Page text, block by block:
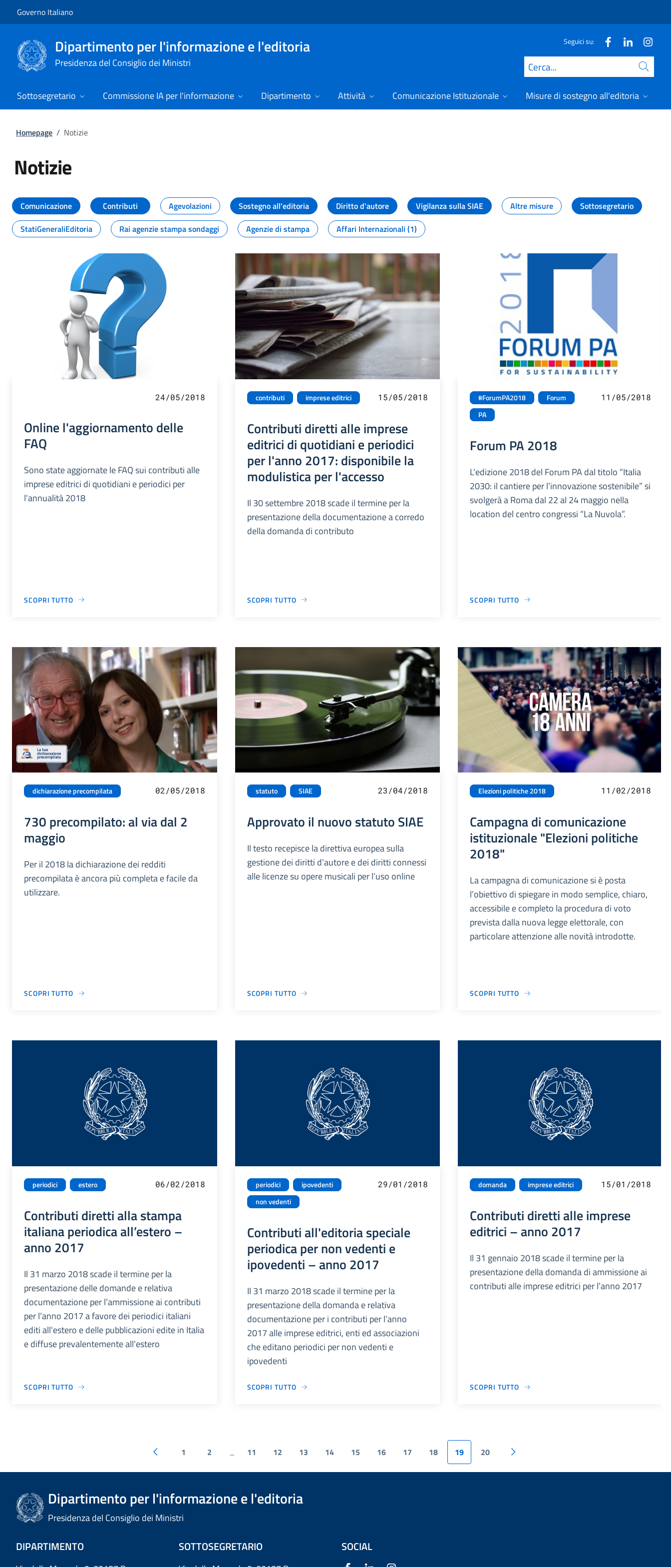
Governo Italiano
Dipartimento per l'informazione e l'editoria
Presidenza del Consiglio dei Ministri
Seguici su:
Cerca
Sottosegretario Commissione IA per l'informazione Dipartimento Attività Comunicazione Istituzionale Misure di sostegno all'editoria
Homepage / Notizie
Notizie
Tutti i contenuti della pagina Notizie
Comunicazione Contributi Agevolazioni Sostegno all'editoria Diritto d'autore Vigilanza sulla SIAE Altre misure
Sottosegretario
StatiGeneraliEditoria
Rai agenzie stampa sondaggi Agenzie di stampa Affari Internazionali (1)
24/05/2018
Online l'aggiornamento delle
FAQ
Sono state aggiornate le FAQ sui contributi alle
imprese editrici di quotidiani e periodici per
l'annualità 2018
SCOPRI TUTTO
contributi imprese editrici 15/05/2018
Contributi diretti alle imprese
editrici di quotidiani e periodici
per l'anno 2017: disponibile la
modulistica per l'accesso
Il 30 settembre 2018 scade il termine per la
presentazione della documentazione a corredo
della domanda di contributo
SCOPRI TUTTO
#ForumPA2018
Forum
PA
11/05/2018
Forum PA 2018
L’edizione 2018 del Forum PA dal titolo “Italia
2030: il cantiere per l’innovazione sostenibile” si
svolgerà a Roma dal 22 al 24 maggio nella
location del centro congressi “La Nuvola”.
SCOPRI TUTTO
dichiarazione precompilata 02/05/2018
730 precompilato: al via dal 2
maggio
Per il 2018 la dichiarazione dei redditi
precompilata è ancora più completa e facile da
utilizzare.
SCOPRI TUTTO
statuto SIAE 23/04/2018
Approvato il nuovo statuto SIAE
Il testo recepisce la direttiva europea sulla
gestione dei diritti d’autore e dei diritti connessi
alle licenze su opere musicali per l’uso online
SCOPRI TUTTO
Elezioni politiche 2018 11/02/2018
Campagna di comunicazione
istituzionale "Elezioni politiche
2018"
La campagna di comunicazione si è posta
l’obiettivo di spiegare in modo semplice, chiaro,
accessibile e completo la procedura di voto
prevista dalla nuova legge elettorale, con
particolare attenzione alle novità introdotte.
SCOPRI TUTTO
periodici estero 06/02/2018
Contributi diretti alla stampa
italiana periodica all’estero –
anno 2017
Il 31 marzo 2018 scade il termine per la
presentazione delle domande e relativa
documentazione per l’ammissione ai contributi
per l’anno 2017 a favore dei periodici italiani
editi all'estero e delle pubblicazioni edite in Italia
e diffuse prevalentemente all'estero
SCOPRI TUTTO
periodici
ipovedenti
non vedenti
29/01/2018
Contributi all'editoria speciale
periodica per non vedenti e
ipovedenti – anno 2017
Il 31 marzo 2018 scade il termine per la
presentazione della domanda e relativa
documentazione per i contributi per l’anno
2017 alle imprese editrici, enti ed associazioni
che editano periodici per non vedenti e
ipovedenti
SCOPRI TUTTO
domanda imprese editrici 15/01/2018
Contributi diretti alle imprese
editrici – anno 2017
Il 31 gennaio 2018 scade il termine per la
presentazione della domanda di ammissione ai
contributi alle imprese editrici per l’anno 2017
SCOPRI TUTTO
1 2 ... 11 12 13 14 15 16 17 18 19 20
Dipartimento per l'informazione e l'editoria
Presidenza del Consiglio dei Ministri
DIPARTIMENTO SOTTOSEGRETARIO SOCIAL